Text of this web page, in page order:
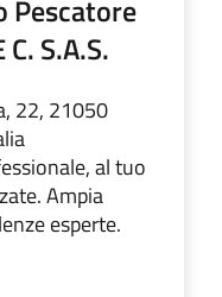
Pescatore
S.A.S.
22, 21050
al tuo
Ampia
esperte.